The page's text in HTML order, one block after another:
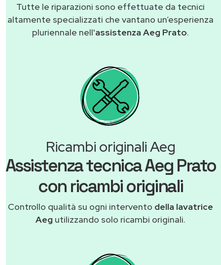
Tutte le riparazioni sono effettuate da tecnici
altamente specializzati che vantano un’esperienza
pluriennale nell'assistenza Aeg Prato.
Ricambi originali Aeg
Assistenza tecnica Aeg Prato
con ricambi originali
Controllo qualità su ogni intervento della lavatrice
Aeg utilizzando solo ricambi originali.